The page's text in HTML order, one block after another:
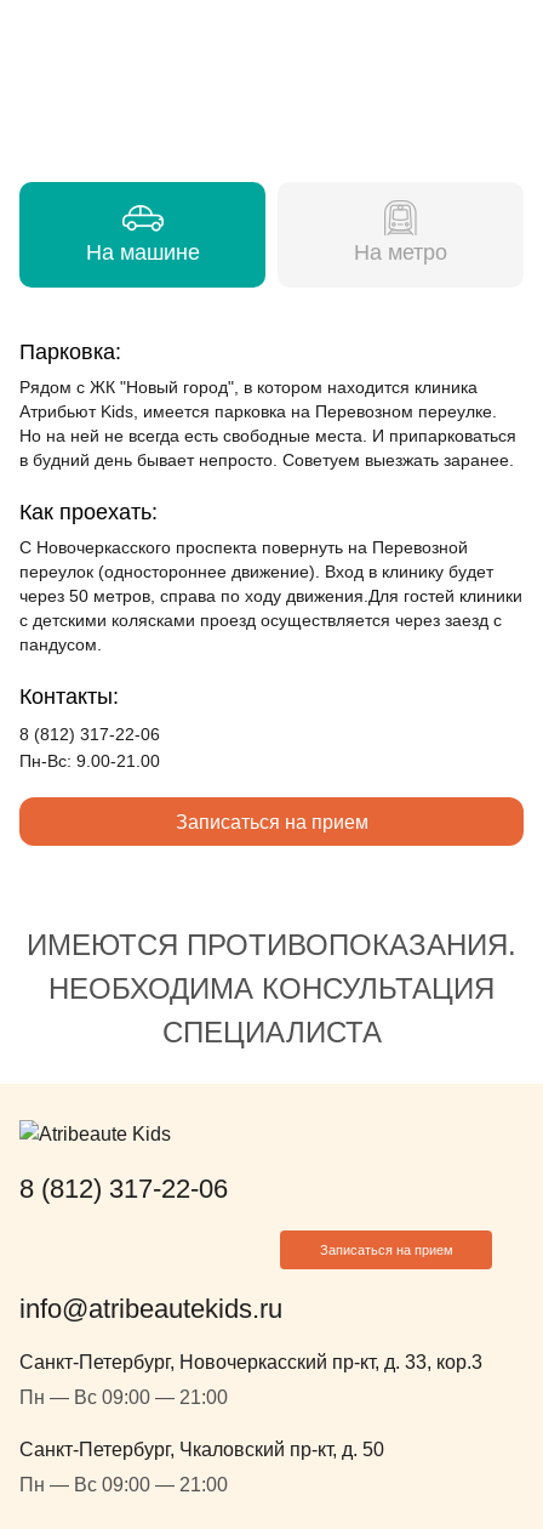
На машине На метро
Парковка:
Рядом с ЖК "Новый город", в котором находится клиника
Атрибьют Kids, имеется парковка на Перевозном переулке.
Но на ней не всегда есть свободные места. И припарковаться
в будний день бывает непросто. Советуем выезжать заранее.
Как проехать:
С Новочеркасского проспекта повернуть на Перевозной
переулок (одностороннее движение). Вход в клинику будет
через 50 метров, справа по ходу движения.Для гостей клиники
с детскими колясками проезд осуществляется через заезд с
пандусом.
Контакты:
8 (812) 317-22-06
Пн-Вс: 9.00-21.00
Записаться на прием
ИМЕЮТСЯ ПРОТИВОПОКАЗАНИЯ.
НЕОБХОДИМА КОНСУЛЬТАЦИЯ
СПЕЦИАЛИСТА
8 (812) 317-22-06
Записаться на прием
info@atribeautekids.ru
Санкт-Петербург, Новочеркасский пр-кт, д. 33, кор.3
Пн — Вс 09:00 — 21:00
Санкт-Петербург, Чкаловский пр-кт, д. 50
Пн — Вс 09:00 — 21:00